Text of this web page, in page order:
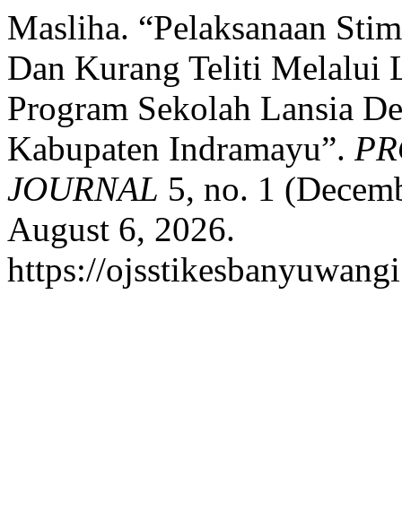
Masliha. “Pelaksanaan
Dan Kurang Teliti Melalui
Program Sekolah Lansia
Kabupaten Indramayu”.
JOURNAL 5, no. 1
August 6, 2026.
https://